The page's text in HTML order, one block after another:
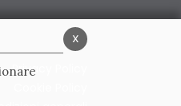
Privacy Policy
x